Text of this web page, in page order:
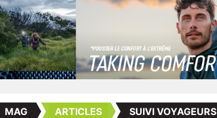
MAG ARTICLES SUIVI VOYAGEURS